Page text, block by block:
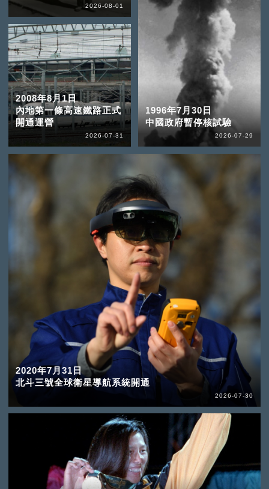
2026-08-01
2008年8月1日
內地第一條高速鐵路正式
開通運營
2026-07-31
2020年7月31日
北斗三號全球衛星導航系統開通
2026-07-30
1996年7月30日
中國政府暫停核試驗
2026-07-29